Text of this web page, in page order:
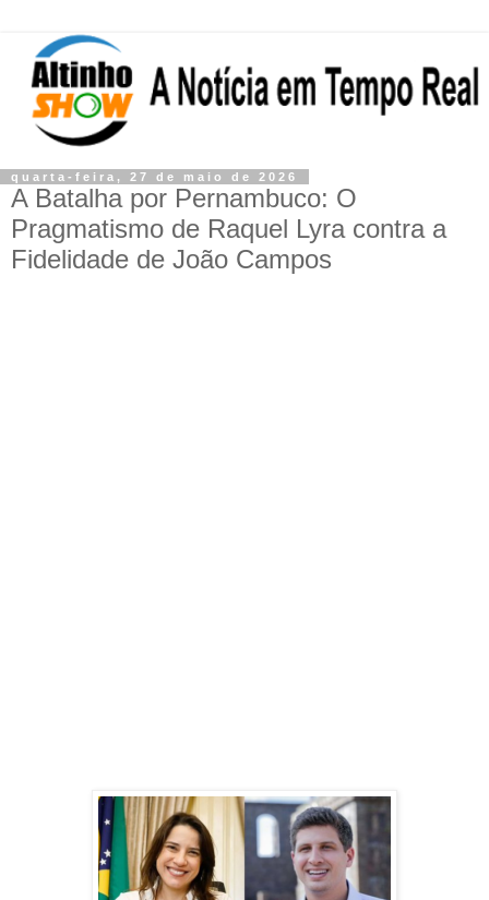
quarta-feira, 27 de maio de 2026
A Batalha por Pernambuco: O
Pragmatismo de Raquel Lyra contra a
Fidelidade de João Campos